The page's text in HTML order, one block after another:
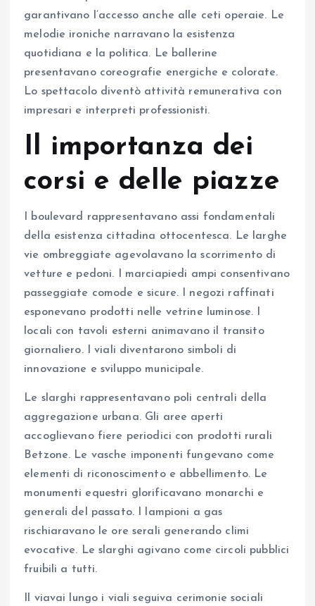
garantivano l’accesso anche alle ceti operaie. Le
melodie ironiche narravano la esistenza
quotidiana e la politica. Le ballerine
presentavano coreografie energiche e colorate.
Lo spettacolo diventò attività remunerativa con
impresari e interpreti professionisti.
Il importanza dei
corsi e delle piazze
I boulevard rappresentavano assi fondamentali
della esistenza cittadina ottocentesca. Le larghe
vie ombreggiate agevolavano la scorrimento di
vetture e pedoni. I marciapiedi ampi consentivano
passeggiate comode e sicure. I negozi raffinati
esponevano prodotti nelle vetrine luminose. I
locali con tavoli esterni animavano il transito
giornaliero. I viali diventarono simboli di
innovazione e sviluppo municipale.
Le slarghi rappresentavano poli centrali della
aggregazione urbana. Gli aree aperti
accoglievano fiere periodici con prodotti rurali
Betzone. Le vasche imponenti fungevano come
elementi di riconoscimento e abbellimento. Le
monumenti equestri glorificavano monarchi e
generali del passato. I lampioni a gas
rischiaravano le ore serali generando climi
evocative. Le slarghi agivano come circoli pubblici
fruibili a tutti.
Il viavai lungo i viali seguiva cerimonie sociali